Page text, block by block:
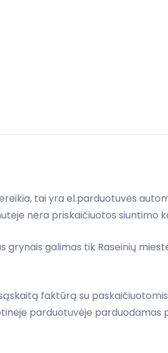
tai yra el.parduotuvės
nėra priskaičiuotos siuntimo
grynais galimas tik Raseinių
faktūrą su
parduotuvėje parduodamas